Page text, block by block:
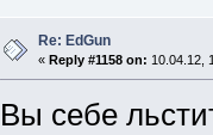
Re: EdGun
« Reply #1158 on: 10.04.12,
Вы себе